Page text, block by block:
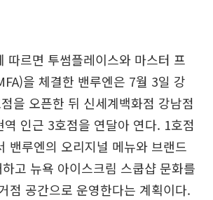
따르면 투썸플레이스와 마스터 프
을 체결한 밴루엔은 7월 3일 강
을 오픈한 뒤 신세계백화점 강남점
인근 3호점을 연달아 연다. 1호점
밴루엔의 오리지널 메뉴와 브랜드
고 뉴욕 아이스크림 스쿱샵 문화를
점 공간으로 운영한다는 계획이다.